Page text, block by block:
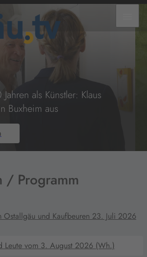
als Künstler: Klaus
Buxheim aus
/ Programm
Ostallgäu und Kaufbeuren 23. Juli 2026
Leute vom 3. August 2026 (Wh.)